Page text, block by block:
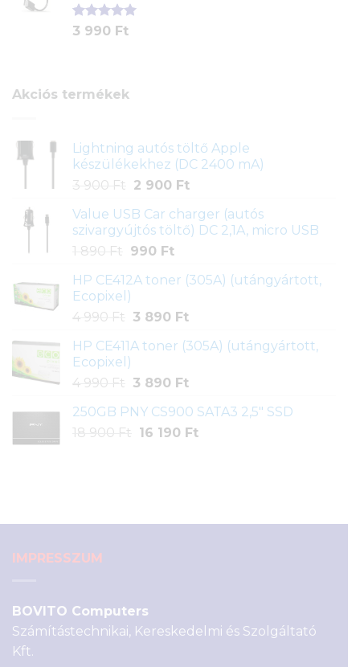
290 Ft.
Értékelés
1
3 990 Ft
Akciós termékek
Lightning autós töltő Apple
készülékekhez (DC 2400 mA)
3 900 Ft
Original
was:
3
900 Ft.
2 900 FtCurrent
is:
2
Value USB Car charger (autós
szivargyújtós töltő) DC 2,1A, micro USB
1 890 Ft
Original
was:
1
890 Ft.
990 FtCurrent
is:
HP CE412A toner (305A) (utángyártott,
Ecopixel)
4 990 Ft
Original
was:
990 Ft.
3 890 FtCurrent
is:
890 Ft.
HP CE411A toner (305A) (utángyártott,
Ecopixel)
4 990 Ft
Original
was:
3 890 FtCurrent
is:
3
250GB PNY CS900 SATA3 2,5" SSD
18 900 Ft
Original
16 190 FtCurrent
IMPRESSZUM
BOVITO Computers
Számítástechnikai, Kereskedelmi és Szolgáltató
Kft.